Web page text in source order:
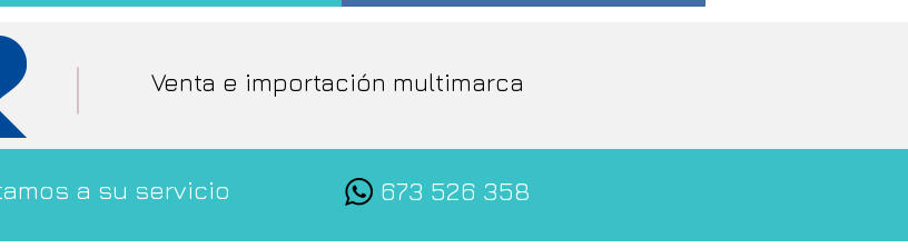
Venta e importación multimarca
a su servicio 673 526 358